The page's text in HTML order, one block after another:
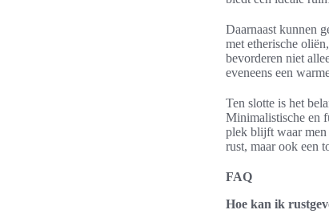
Daarnaast kunnen
met etherische
bevorderen niet
eveneens een
Ten slotte is het
Minimalistische en
plek blijft waar men
rust, maar ook een
FAQ
Hoe kan ik